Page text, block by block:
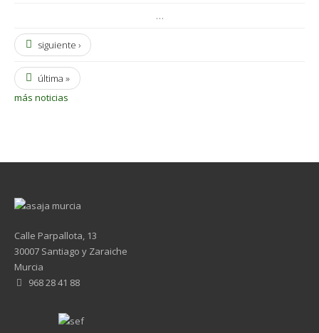
…
siguiente ›
última »
más noticias
Calle Parpallota, 13
30007 Santiago y Zaraiche
Murcia
968 28 41 88